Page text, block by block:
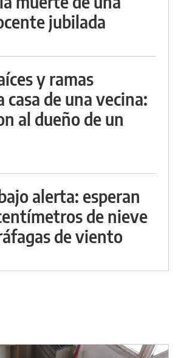
jubilada
y ramas
casa de una vecina:
al dueño de un
alerta: esperan
de nieve
de viento